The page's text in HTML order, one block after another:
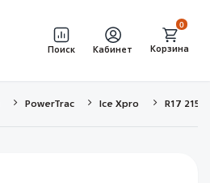
Поиск Кабинет Корзина
0
PowerTrac Ice Xpro R17